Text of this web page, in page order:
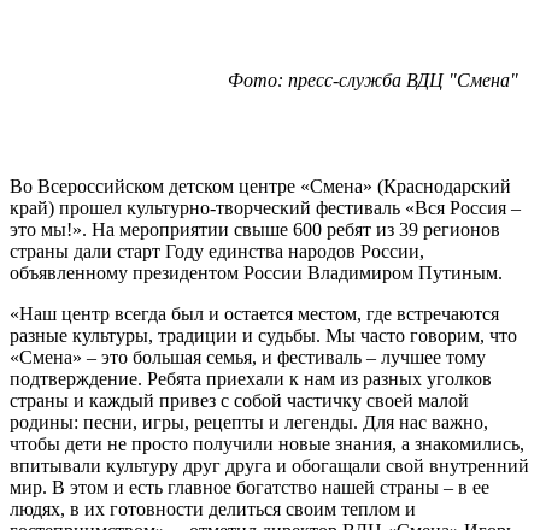
Фото: пресс-служба ВДЦ "Смена"
Во Всероссийском детском центре «Смена» (Краснодарский
край) прошел культурно-творческий фестиваль «Вся Россия –
это мы!». На мероприятии свыше 600 ребят из 39 регионов
страны дали старт Году единства народов России,
объявленному президентом России Владимиром Путиным.
«Наш центр всегда был и остается местом, где встречаются
разные культуры, традиции и судьбы. Мы часто говорим, что
«Смена» – это большая семья, и фестиваль – лучшее тому
подтверждение. Ребята приехали к нам из разных уголков
страны и каждый привез с собой частичку своей малой
родины: песни, игры, рецепты и легенды. Для нас важно,
чтобы дети не просто получили новые знания, а знакомились,
впитывали культуру друг друга и обогащали свой внутренний
мир. В этом и есть главное богатство нашей страны – в ее
людях, в их готовности делиться своим теплом и